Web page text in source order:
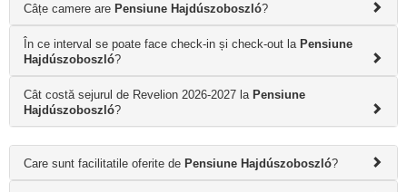
Câțe camere are Pensiune Hajdúszoboszló?
În ce interval se poate face check-in și check-out la Pensiune
Hajdúszoboszló?
Cât costă sejurul de Revelion 2026-2027 la Pensiune
Hajdúszoboszló?
Care sunt facilitatile oferite de Pensiune Hajdúszoboszló?